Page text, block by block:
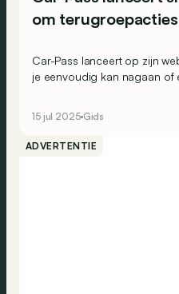
om
Car-Pass lanceert op zijn
je eenvoudig kan nagaan
15 jul 2025 Gids
ADVERTENTIE